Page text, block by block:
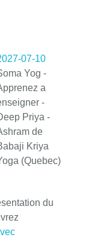
07-10
Yog -
a
-
Priya -
de
Kriya
(Quebec)
du